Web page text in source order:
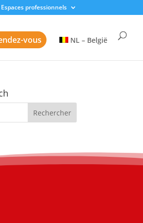
Espaces professionnels
vous NL – België